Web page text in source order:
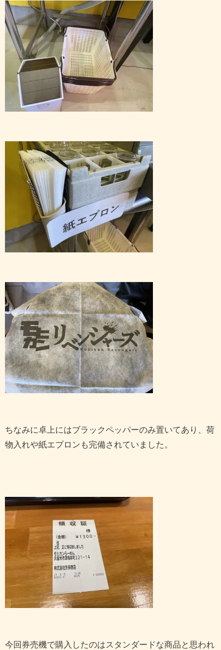
ちなみに卓上にはブラックペッパーのみ置いてあり、荷
物入れや紙エプロンも完備されていました。
今回券売機で購入したのはスタンダードな商品と思われ